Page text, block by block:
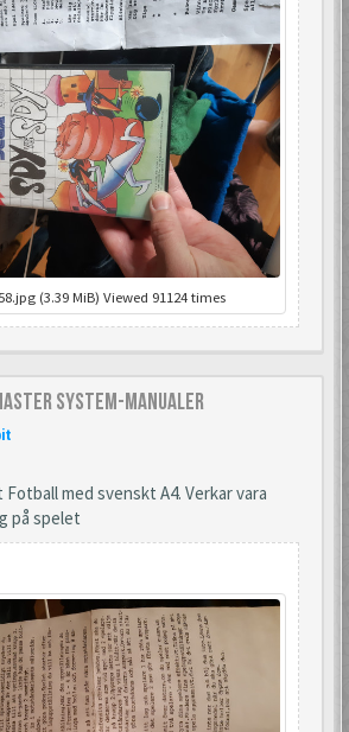
(3.39 MiB) Viewed 91124 times
System-manualer
med svenskt A4. Verkar vara
på spelet